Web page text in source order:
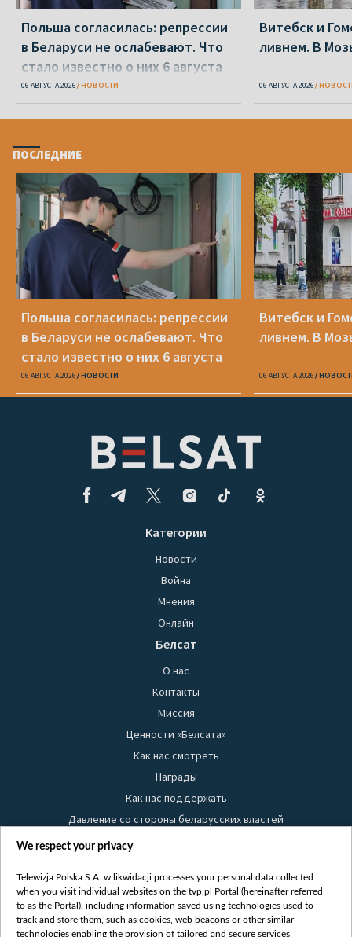
Польша согласилась: репрессии
в Беларуси не ослабевают. Что
стало известно о них 6 августа
06 АВГУСТА 2026 НОВОСТИ
Витебск и
ливнем. В
06 АВГУСТА 2026
ПОСЛЕДНИЕ
Польша согласилась: репрессии
в Беларуси не ослабевают. Что
стало известно о них 6 августа
06 АВГУСТА 2026 НОВОСТИ
Витебск и
ливнем. В
06 АВГУСТА 2026
Категории
Новости
Война
Мнения
Онлайн
Белсат
О нас
Контакты
Миссия
Ценности «Белсата»
Как нас смотреть
Награды
Как нас поддержать
Давление со стороны беларусских властей
Правила использования материалов
Безопасность
Youtube
Белсат news
We respect your privacy
Telewizja Polska S.A. w likwidacji processes your personal data collected
when you visit individual websites on the tvp.pl Portal (hereinafter referred
to as the Portal), including information saved using technologies used to
track and store them, such as cookies, web beacons or other similar
technologies enabling the provision of tailored and secure services,